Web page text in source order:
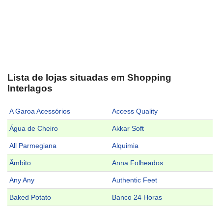
Lista de lojas situadas em Shopping
Interlagos
A Garoa Acessórios Access Quality
Água de Cheiro Akkar Soft
All Parmegiana Alquimia
Âmbito Anna Folheados
Any Any Authentic Feet
Baked Potato Banco 24 Horas